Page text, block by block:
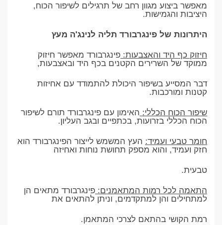
מאפשר ביצוע מגוון רחב של תרגילים לשיפור הכוח,
היציבות והגמישות.
היתרונות של פינגרבורד תליה לנינג'ה מעץ
חיזוק כף היד והאצבעות:פינגרבורד מאפשר חיזוק
ממוקד של השרירים הקטנים בכף היד ובאצבעות,
דבר המסייע בשיפור היכולת להתמודד עם אחיזות
קטנות ומורכבות.
שיפור הכוח הכללי: האימון עם פינגרבורד תורם לשיפור
הכוח הכללי בזרועות, בכתפיים ובגב העליון.
חומר טבעי ועמיד: העץ המשמש לייצור הפינגרבורד הוא
חזק ועמיד, והוא מספק תחושת נוחות ואחיזה
טבעית.
התאמה לכל רמות המתאמנים:פינגרבורד מתאים הן
למתחילים והן למתקדמים, וניתן להתאים את
רמת הקושי בהתאם לצרכי המתאמן.